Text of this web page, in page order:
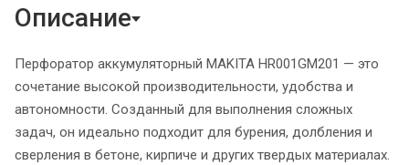
Описание
Перфоратор аккумуляторный MAKITA HR001GM201 — это
сочетание высокой производительности, удобства и
автономности. Созданный для выполнения сложных
задач, он идеально подходит для бурения, долбления и
сверления в бетоне, кирпиче и других твердых материалах.